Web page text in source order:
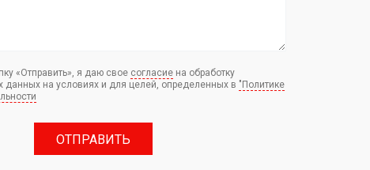
«Отправить», я даю свое согласиена обработку
данных на условиях и для целей, определенных в "Политике